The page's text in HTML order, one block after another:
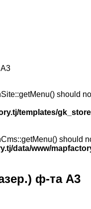
А3
should
templates/
should
data/www/
ф-та А3